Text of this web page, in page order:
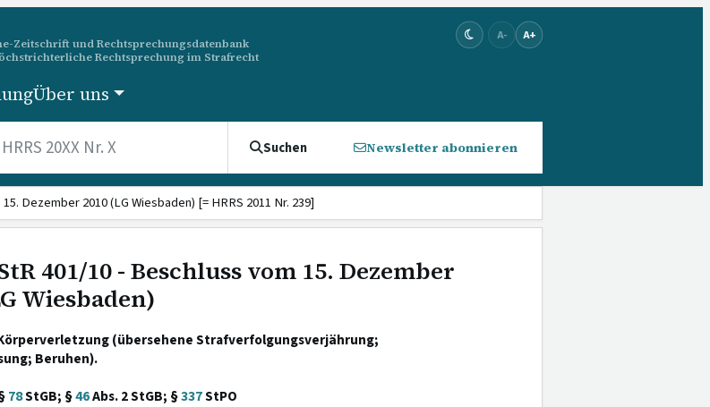
Zeitschrift und Rechtsprechungsdatenbank
Rechtsprechung im Strafrecht
A- A+
Über uns
Suchen Newsletter abonnieren
Dezember 2010 (LG Wiesbaden) [= HRRS 2011 Nr. 239]
401/10 - Beschluss vom 15. Dezember
Wiesbaden)
(übersehene Strafverfolgungsverjährung;
Beruhen).
78StGB; §46Abs. 2 StGB; §337StPO